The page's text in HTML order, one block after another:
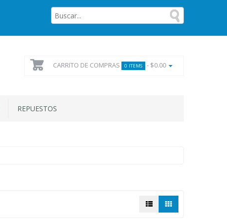
CARRITO DE COMPRAS 0 ITEMS - $0.00
REPUESTOS